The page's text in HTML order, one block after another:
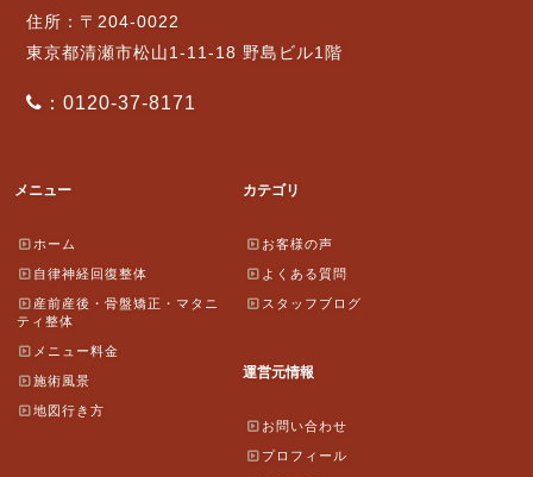
住所：〒204-0022
東京都清瀬市松山1-11-18 野島ビル1階
：0120-37-8171
メニュー
ホーム
自律神経回復整体
産前産後・骨盤矯正・マタニ
ティ整体
メニュー料金
施術風景
地図行き方
カテゴリ
お客様の声
よくある質問
スタッフブログ
運営元情報
お問い合わせ
プロフィール